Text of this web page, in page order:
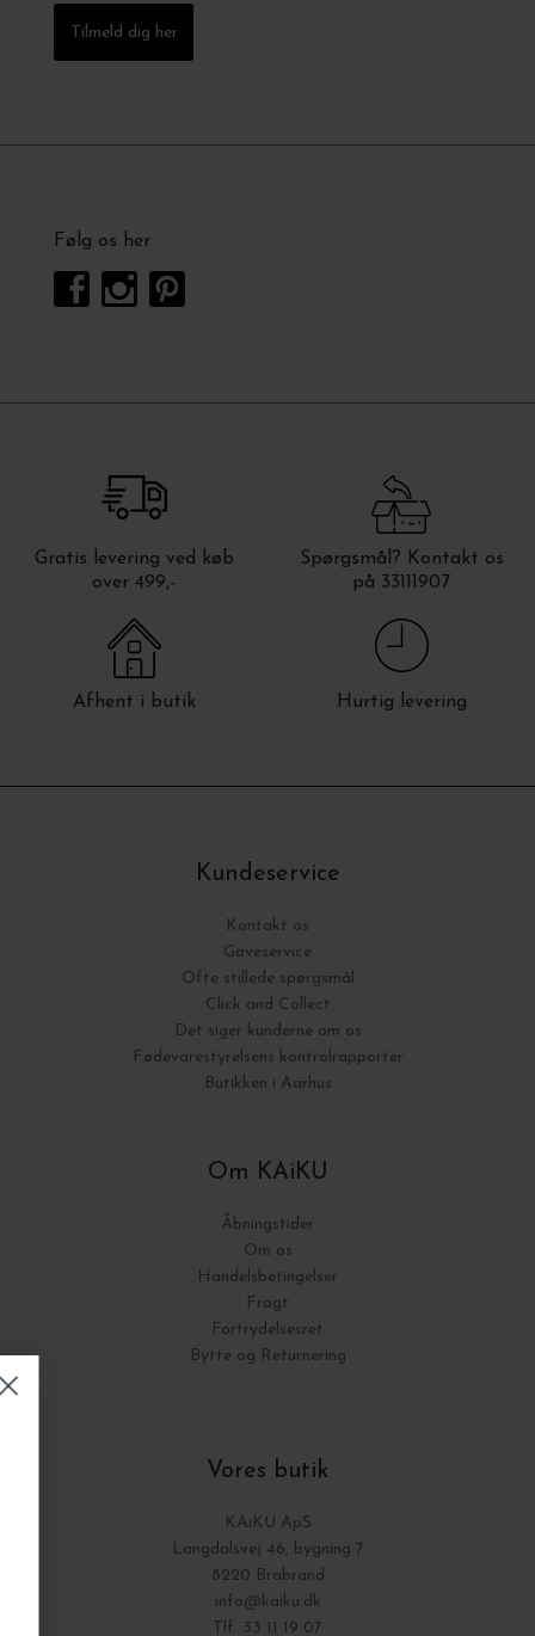
Tilmeld dig her
Følg os her
Gratis levering ved køb
over 499,-
Spørgsmål? Kontakt os
på 33111907
Afhent i butik Hurtig levering
Kundeservice
Kontakt os
Gaveservice
Ofte stillede spørgsmål
Click and Collect
Det siger kunderne om os
Fødevarestyrelsens kontrolrapporter
Butikken i Aarhus
Om KAiKU
Åbningstider
Om os
Handelsbetingelser
Fragt
Fortrydelsesret
Bytte og Returnering
Vores butik
KAiKU ApS
Langdalsvej 46, bygning 7
8220 Brabrand
info@kaiku.dk
Tlf. 33 11 19 07
Spar 5% på din første ordre!
elskere
▪️ Automatisk deltagelse i konkurrencer
▪️ Tidlig adgang til vilde udsalgskampagner
▪️ Inspiration til boligfornyelse hver uge
Gælder ikke i forvejen nedsatte varer.